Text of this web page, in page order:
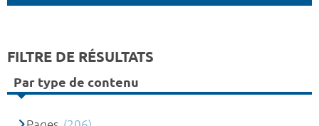
FILTRE DE RÉSULTATS
Par type de contenu